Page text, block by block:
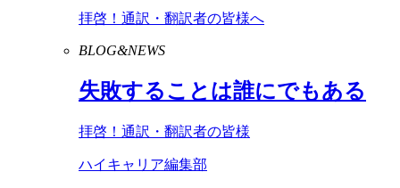
拝啓！通訳・翻訳者の皆様へ
BLOG&NEWS
失敗することは誰にでもある
拝啓！通訳・翻訳者の皆様
ハイキャリア編集部